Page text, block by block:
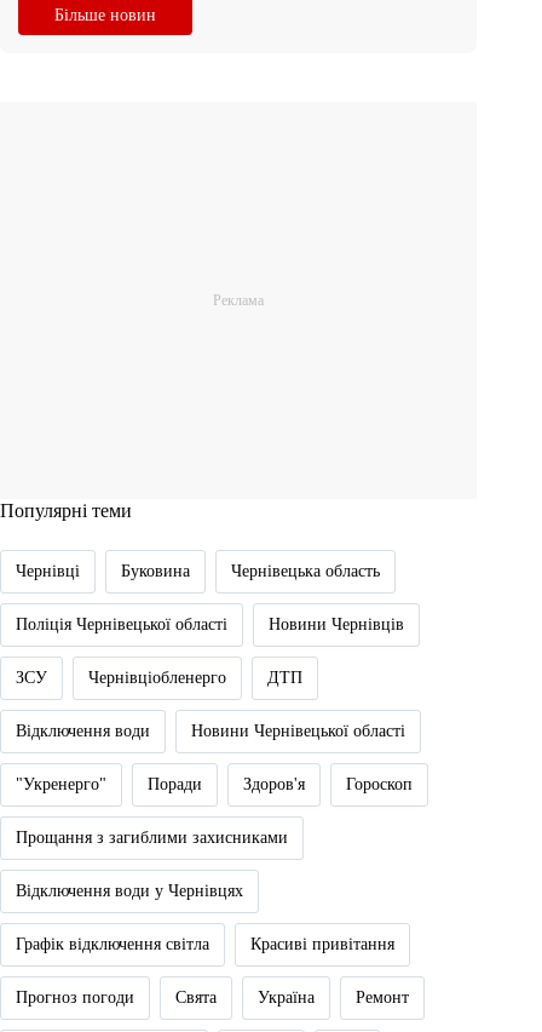
Більше новин
Популярні теми
Чернівці Буковина Чернівецька область
Поліція Чернівецької області Новини Чернівців
ЗСУ Чернівціобленерго ДТП
Відключення води Новини Чернівецької області
"Укренерго" Поради Здоров'я Гороскоп
Прощання з загиблими захисниками
Відключення води у Чернівцях
Графік відключення світла Красиві привітання
Прогноз погоди Свята Україна Ремонт